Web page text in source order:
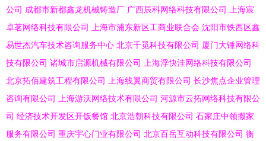
公司 成都市新都鑫龙机械铸造厂 广西辰科网络科技有限公司
上海宸
卓茗网络科技有限公司
上海市浦东新区工商业联合会 沈阳市铁西区鑫
易世杰汽车技术咨询服务中心 北京千觅科技有限公司 厦门大锤网络科
技有限公司 诸城市启源机械有限公司
上海浮快洼网络科技有限公司
北京拓佰建筑工程有限公司
上海线翼商贸有限公司 长沙焦点企业管理
咨询有限公司
上海游沃网络技术有限公司 河源市云拓网络科技有限公
司 经济技术开发区开饭餐馆 北京浩朝科技有限公司 石家庄中领搬家
服务有限公司 重庆宇心门业有限公司 北京百岳互动科技有限公司 衡